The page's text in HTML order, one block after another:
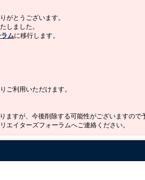
がとうございます。
しました。
ムに移行します。
ご利用いただけます。
すが、今後削除する可能性がございますので
エイターズフォーラムへご連絡ください。